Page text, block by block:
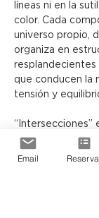
líneas ni en la
color. Cada
universo propio,
organiza en
resplandecientes
que conducen la
tensión y
“Intersecciones”
contemplar
abstracto, el
Email